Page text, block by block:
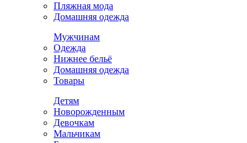
Пляжная мода
Домашняя одежда
Мужчинам
Одежда
Нижнее бельё
Домашняя одежда
Товары
Детям
Новорожденным
Девочкам
Мальчикам